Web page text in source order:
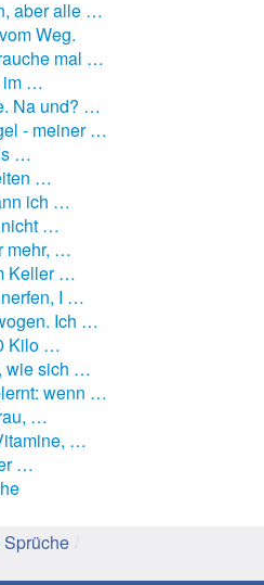
aber alle …
Weg.
mal …
im …
Na und? …
- meiner …
…
…
ich …
nicht …
mehr, …
Keller …
I …
Ich …
Kilo …
wie sich …
wenn …
…
…
…
/